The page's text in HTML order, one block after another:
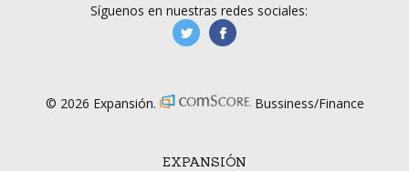
EXPANSIÓN
Síguenos en nuestras redes sociales:
manufacturaGE
© 2026 Expansión. Bussiness/Finance